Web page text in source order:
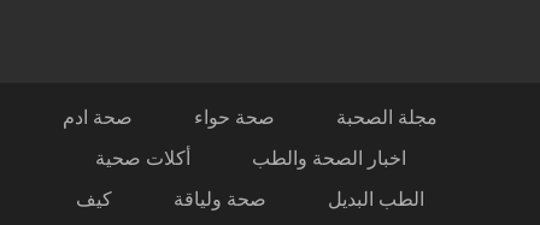
مجلة الصحبة صحة حواء
صحة ادم
اخبار الصحة والطب
أكلات صحية
الطب البديل
صحة ولياقة
كيف